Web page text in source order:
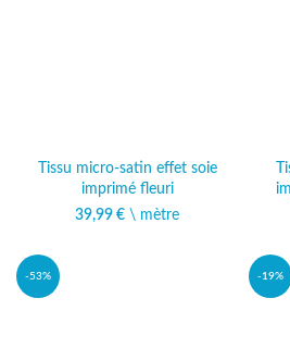
Tissu micro-satin effet soie
imprimé fleuri
39,99 € \ mètre
-53% -19%